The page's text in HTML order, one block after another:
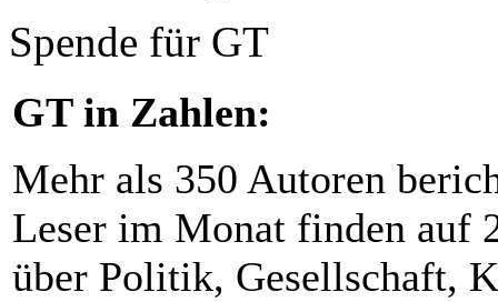
Spende für GT
GT in Zahlen:
Mehr als 350 Autoren
Leser im Monat finden auf
über Politik, Gesellschaft,